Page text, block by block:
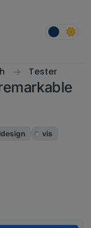
Tester
vis